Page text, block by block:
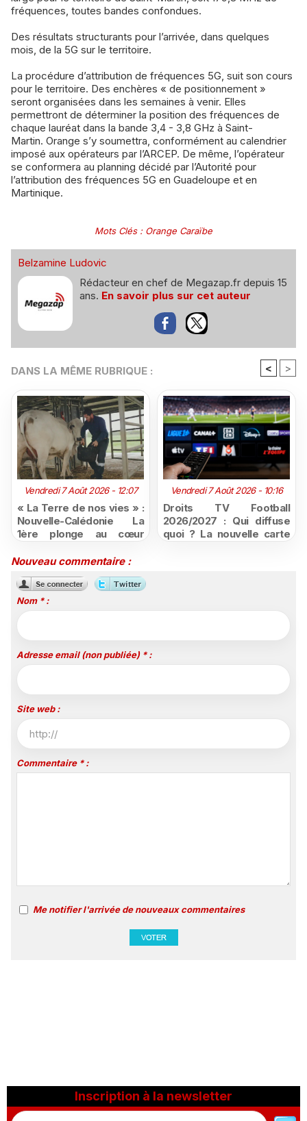
fréquences, toutes bandes confondues.
Des résultats structurants pour l’arrivée, dans quelques
mois, de la 5G sur le territoire.
La procédure d’attribution de fréquences 5G, suit son cours
pour le territoire. Des enchères « de positionnement »
seront organisées dans les semaines à venir. Elles
permettront de déterminer la position des fréquences de
chaque lauréat dans la bande 3,4 - 3,8 GHz à Saint-
Martin. Orange s’y soumettra, conformément au calendrier
imposé aux opérateurs par l’ARCEP. De même, l’opérateur
se conformera au planning décidé par l’Autorité pour
l’attribution des fréquences 5G en Guadeloupe et en
Martinique.
Mots Clés: Orange Caraïbe
Belzamine Ludovic
Rédacteur en chef de Megazap.fr depuis 15
ans. En savoir plus sur cet auteur
DANS LA MÊME RUBRIQUE : < >
Vendredi 7 Août 2026 - 12:07
« La Terre de nos vies » :
Nouvelle-Calédonie La
1ère plonge au cœur
mutation
Vendredi 7 Août 2026 - 10:16
Droits TV Football
2026/2027 : Qui diffuse
quoi ? La nouvelle carte
Nouveau commentaire :
Nom * :
Adresse email (non publiée) * :
Site web :
Commentaire * :
Me notifier l'arrivée de nouveaux commentaires
Inscription à la newsletter